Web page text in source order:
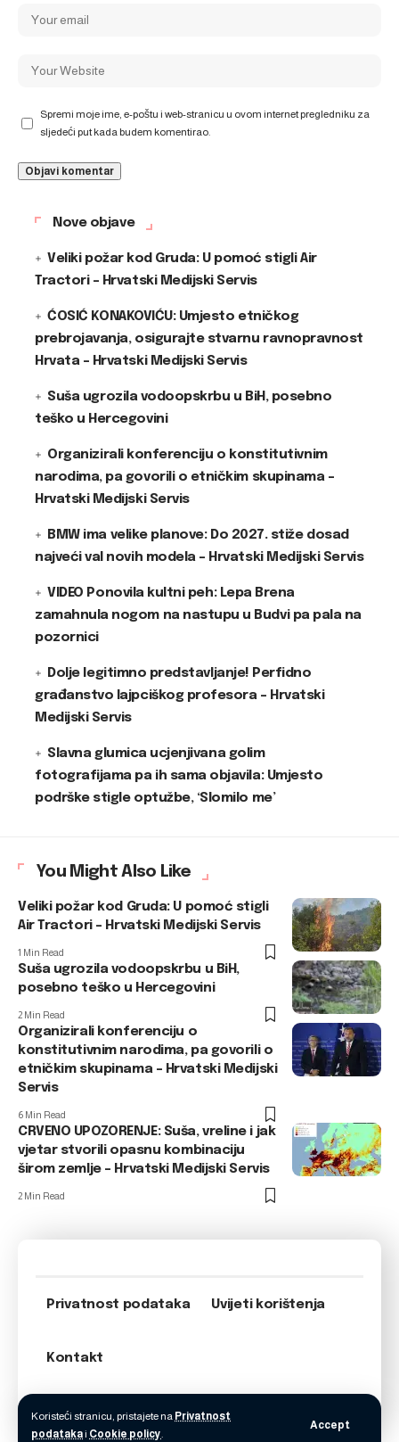
Koristeći stranicu, pristajete na Privatnost
podatakai Cookie policy.
Accept
Spremi moje ime, e-poštu i web-stranicu u ovom internet pregledniku za
sljedeći put kada budem komentirao.
Nove objave
Veliki požar kod Gruda: U pomoć stigli Air
Tractori – Hrvatski Medijski Servis
ĆOSIĆ KONAKOVIĆU: Umjesto etničkog
prebrojavanja, osigurajte stvarnu ravnopravnost
Hrvata – Hrvatski Medijski Servis
Suša ugrozila vodoopskrbu u BiH, posebno
teško u Hercegovini
Organizirali konferenciju o konstitutivnim
narodima, pa govorili o etničkim skupinama –
Hrvatski Medijski Servis
BMW ima velike planove: Do 2027. stiže dosad
najveći val novih modela – Hrvatski Medijski Servis
VIDEO Ponovila kultni peh: Lepa Brena
zamahnula nogom na nastupu u Budvi pa pala na
pozornici
Dolje legitimno predstavljanje! Perfidno
građanstvo lajpciškog profesora – Hrvatski
Medijski Servis
Slavna glumica ucjenjivana golim
fotografijama pa ih sama objavila: Umjesto
podrške stigle optužbe, ‘Slomilo me’
You Might Also Like
Veliki požar kod Gruda: U pomoć stigli
Air Tractori – Hrvatski Medijski Servis
1 Min Read
Suša ugrozila vodoopskrbu u BiH,
posebno teško u Hercegovini
2 Min Read
Organizirali konferenciju o
konstitutivnim narodima, pa govorili o
etničkim skupinama – Hrvatski Medijski
Servis
6 Min Read
CRVENO UPOZORENJE: Suša, vreline i jak
vjetar stvorili opasnu kombinaciju
širom zemlje – Hrvatski Medijski Servis
2 Min Read
Privatnost podataka Uvijeti korištenja
Kontakt